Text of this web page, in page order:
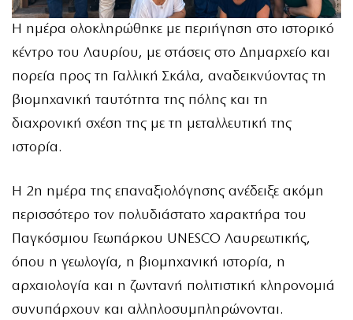
Η ημέρα ολοκληρώθηκε με περιήγηση στο ιστορικό
κέντρο του Λαυρίου, με στάσεις στο Δημαρχείο και
πορεία προς τη Γαλλική Σκάλα, αναδεικνύοντας τη
βιομηχανική ταυτότητα της πόλης και τη
διαχρονική σχέση της με τη μεταλλευτική της
ιστορία.
Η 2η ημέρα της επαναξιολόγησης ανέδειξε ακόμη
περισσότερο τον πολυδιάστατο χαρακτήρα του
Παγκόσμιου Γεωπάρκου UNESCO Λαυρεωτικής,
όπου η γεωλογία, η βιομηχανική ιστορία, η
αρχαιολογία και η ζωντανή πολιτιστική κληρονομιά
συνυπάρχουν και αλληλοσυμπληρώνονται.